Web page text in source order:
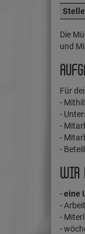
Die
und
Für
-
-
-
-
-
WIR
-eine
-
-
-